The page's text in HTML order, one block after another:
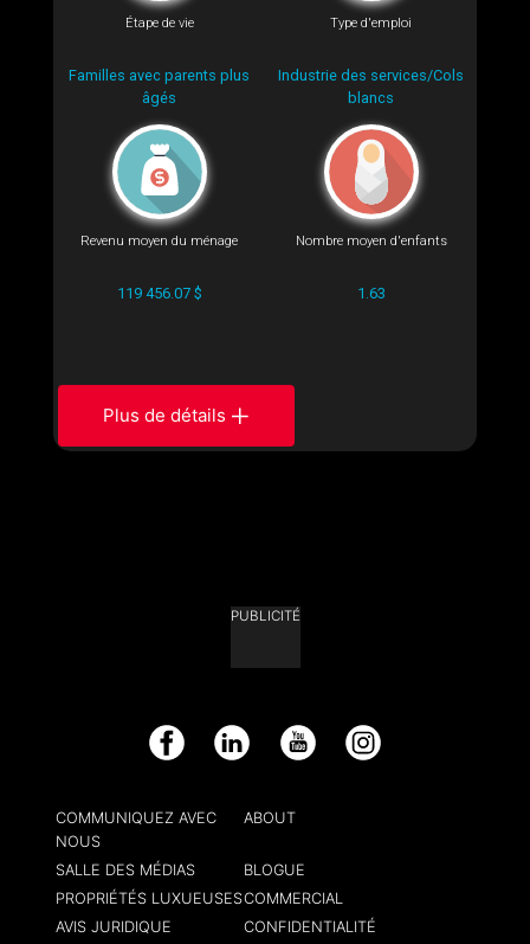
Étape de vie
Familles avec parents plus
âgés
Type d'emploi
Industrie des services/Cols
blancs
Revenu moyen du ménage
119 456.07 $
Nombre moyen d'enfants
1.63
Plus de détails
PUBLICITÉ
Facebook LinkedIn YouTube Instagram
COMMUNIQUEZ AVEC
NOUS
ABOUT
SALLE DES MÉDIAS
BLOGUE
PROPRIÉTÉS LUXUEUSESCOMMERCIAL
AVIS JURIDIQUE
CONFIDENTIALITÉ